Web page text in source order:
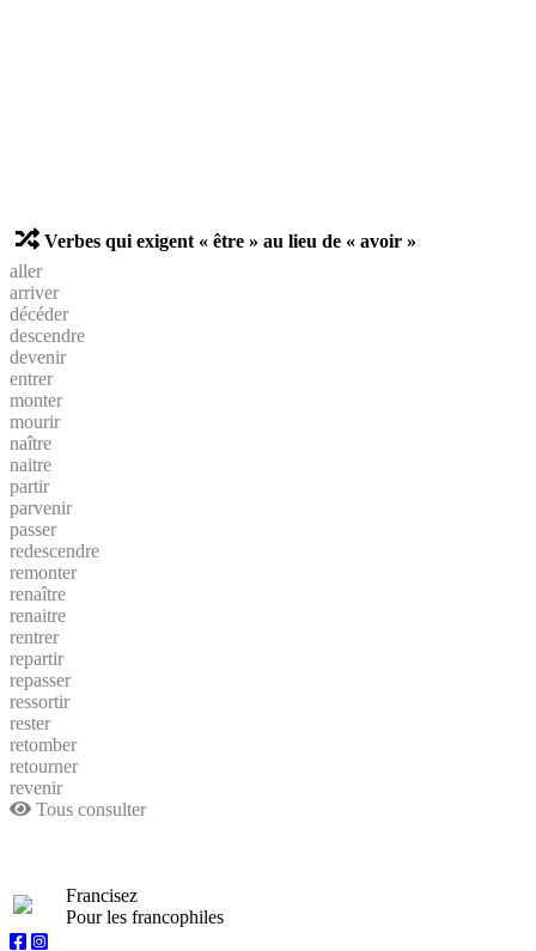
Verbes qui exigent « être » au lieu de « avoir »
aller
arriver
décéder
descendre
devenir
entrer
monter
mourir
naître
naitre
partir
parvenir
passer
redescendre
remonter
renaître
renaitre
rentrer
repartir
repasser
ressortir
rester
retomber
retourner
revenir
Tous consulter
Francisez
Pour les francophiles